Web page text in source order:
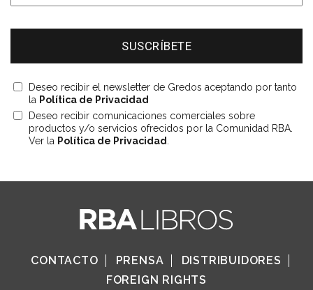
Deseo recibir el newsletter de Gredos aceptando por tanto
la Política de Privacidad
Deseo recibir comunicaciones comerciales sobre
productos y/o servicios ofrecidos por la Comunidad RBA.
Ver la Política de Privacidad
CONTACTO PRENSA
DISTRIBUIDORES
FOREIGN RIGHTS